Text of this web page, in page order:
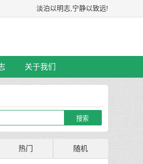
淡泊以明志,宁静以致远!
关于我们
热门 随机